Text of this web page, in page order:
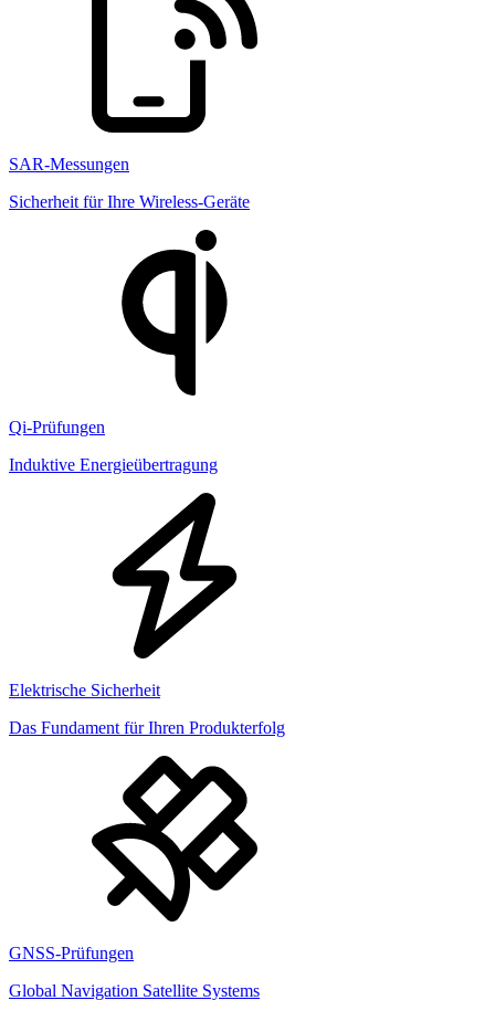
SAR-Messungen
Sicherheit für Ihre Wireless-Geräte
Qi-Prüfungen
Induktive Energieübertragung
Elektrische Sicherheit
Das Fundament für Ihren Produkterfolg
GNSS-Prüfungen
Global Navigation Satellite Systems